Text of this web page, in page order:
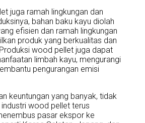
juga ramah lingkungan dan
bahan baku kayu diolah
efisien dan ramah lingkungan
produk yang berkualitas dan
wood pellet juga dapat
limbah kayu, mengurangi
pengurangan emisi
keuntungan yang banyak, tidak
wood pellet terus
pasar ekspor ke